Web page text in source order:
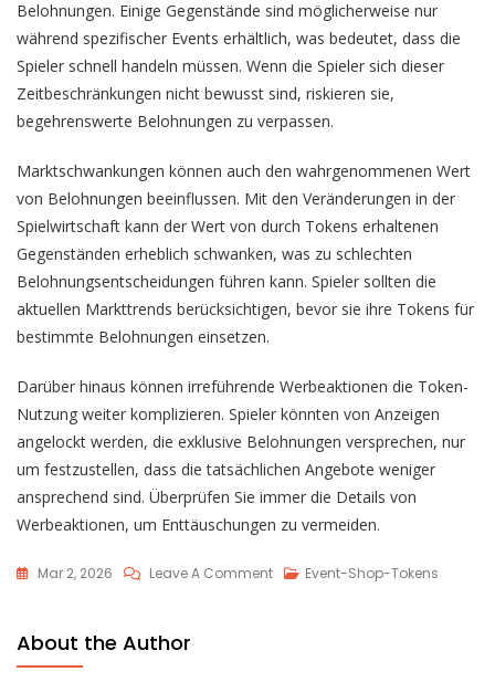
Belohnungen. Einige Gegenstände sind möglicherweise nur
während spezifischer Events erhältlich, was bedeutet, dass die
Spieler schnell handeln müssen. Wenn die Spieler sich dieser
Zeitbeschränkungen nicht bewusst sind, riskieren sie,
begehrenswerte Belohnungen zu verpassen.
Marktschwankungen können auch den wahrgenommenen Wert
von Belohnungen beeinflussen. Mit den Veränderungen in der
Spielwirtschaft kann der Wert von durch Tokens erhaltenen
Gegenständen erheblich schwanken, was zu schlechten
Belohnungsentscheidungen führen kann. Spieler sollten die
aktuellen Markttrends berücksichtigen, bevor sie ihre Tokens für
bestimmte Belohnungen einsetzen.
Darüber hinaus können irreführende Werbeaktionen die Token-
Nutzung weiter komplizieren. Spieler könnten von Anzeigen
angelockt werden, die exklusive Belohnungen versprechen, nur
um festzustellen, dass die tatsächlichen Angebote weniger
ansprechend sind. Überprüfen Sie immer die Details von
Werbeaktionen, um Enttäuschungen zu vermeiden.
Mar 2, 2026 Leave A CommentOn
Event-Shop-Tokens
About the Author